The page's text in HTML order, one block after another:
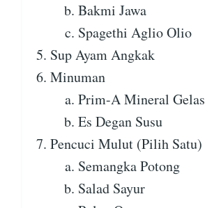
Bakmi Jawa
Spagethi Aglio Olio
Sup Ayam Angkak
Minuman
Prim-A Mineral Gelas
Es Degan Susu
Pencuci Mulut (Pilih Satu)
Semangka Potong
Salad Sayur